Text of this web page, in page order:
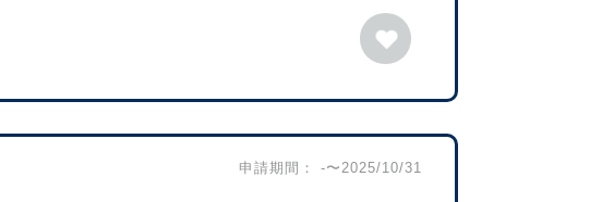
申請期間： -〜2025/10/31